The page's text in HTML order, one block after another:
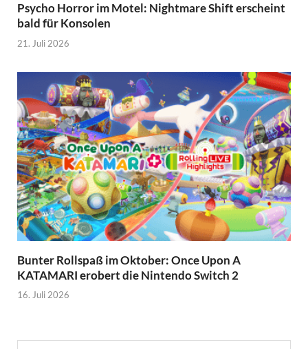
Psycho Horror im Motel: Nightmare Shift erscheint
bald für Konsolen
21. Juli 2026
Bunter Rollspaß im Oktober: Once Upon A
KATAMARI erobert die Nintendo Switch 2
16. Juli 2026